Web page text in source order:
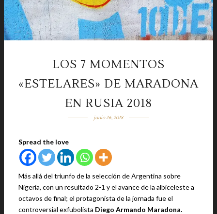
LOS 7 MOMENTOS
«ESTELARES» DE MARADONA
EN RUSIA 2018
junio 26, 2018
Spread the love
Más allá del triunfo de la selección de Argentina sobre
Nigeria, con un resultado 2-1 y el avance de la albiceleste a
octavos de final; el protagonista de la jornada fue el
controversial exfubolista Diego Armando Maradona.